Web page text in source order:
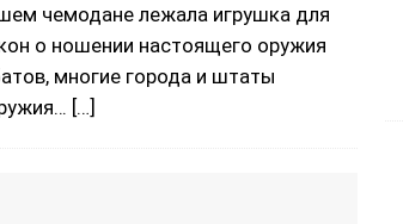
чемодане лежала игрушка для
о ношении настоящего оружия
многие города и штаты
[…]